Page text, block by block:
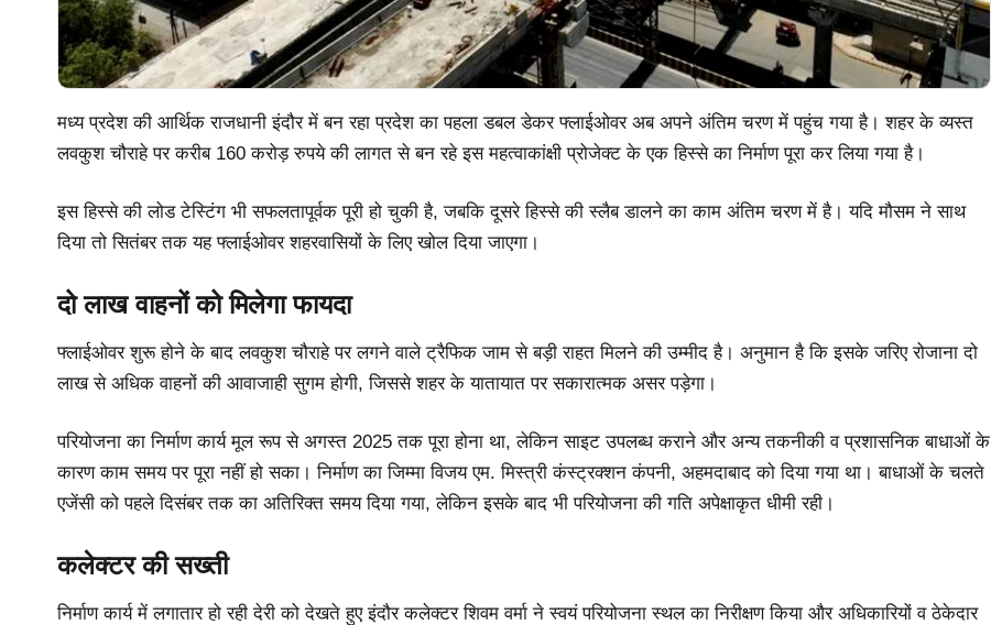
मध्य प्रदेश की आर्थिक राजधानी इंदौर में बन रहा प्रदेश का पहला डबल डेकर फ्लाईओवर अब अपने अंतिम चरण में पहुंच गया है। शहर के व्यस्त
लवकुश चौराहे पर करीब 160 करोड़ रुपये की लागत से बन रहे इस महत्वाकांक्षी प्रोजेक्ट के एक हिस्से का निर्माण पूरा कर लिया गया है।
इस हिस्से की लोड टेस्टिंग भी सफलतापूर्वक पूरी हो चुकी है, जबकि दूसरे हिस्से की स्लैब डालने का काम अंतिम चरण में है। यदि मौसम ने साथ
दिया तो सितंबर तक यह फ्लाईओवर शहरवासियों के लिए खोल दिया जाएगा।
दो लाख वाहनों को मिलेगा फायदा
फ्लाईओवर शुरू होने के बाद लवकुश चौराहे पर लगने वाले ट्रैफिक जाम से बड़ी राहत मिलने की उम्मीद है। अनुमान है कि इसके जरिए रोजाना दो
लाख से अधिक वाहनों की आवाजाही सुगम होगी, जिससे शहर के यातायात पर सकारात्मक असर पड़ेगा।
परियोजना का निर्माण कार्य मूल रूप से अगस्त 2025 तक पूरा होना था, लेकिन साइट उपलब्ध कराने और अन्य तकनीकी व प्रशासनिक बाधाओं के
कारण काम समय पर पूरा नहीं हो सका। निर्माण का जिम्मा विजय एम. मिस्त्री कंस्ट्रक्शन कंपनी, अहमदाबाद को दिया गया था। बाधाओं के चलते
एजेंसी को पहले दिसंबर तक का अतिरिक्त समय दिया गया, लेकिन इसके बाद भी परियोजना की गति अपेक्षाकृत धीमी रही।
कलेक्टर की सख्ती
निर्माण कार्य में लगातार हो रही देरी को देखते हुए इंदौर कलेक्टर शिवम वर्मा ने स्वयं परियोजना स्थल का निरीक्षण किया और अधिकारियों व ठेकेदार